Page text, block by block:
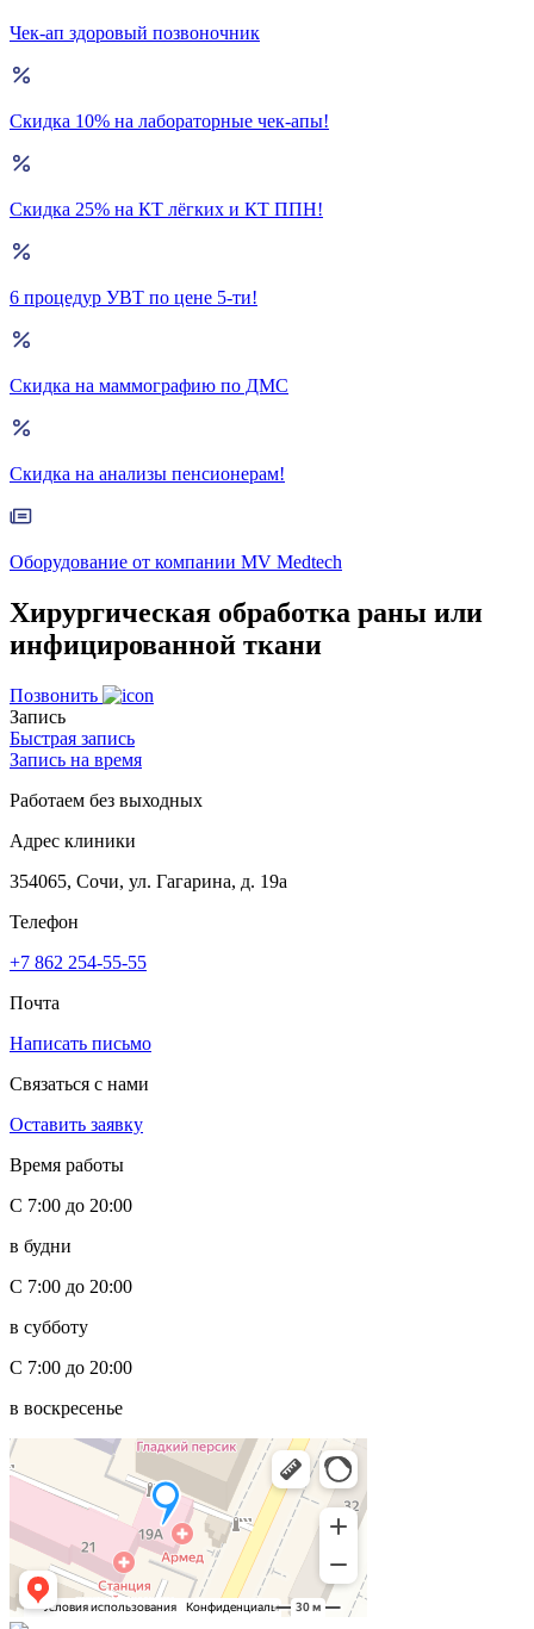
Чек-ап здоровый позвоночник
Скидка 10% на лабораторные чек-апы!
Скидка 25% на КТ лёгких и КТ ППН!
6 процедур УВТ по цене 5-ти!
Скидка на маммографию по ДМС
Скидка на анализы пенсионерам!
Оборудование от компании MV Medtech
Хирургическая обработка раны или
инфицированной ткани
Позвонить
Запись
Быстрая запись
Запись на время
Работаем без выходных
Адрес клиники
354065, Сочи, ул. Гагарина, д. 19а
Телефон
+7 862 254-55-55
Почта
Написать письмо
Связаться с нами
Оставить заявку
Время работы
С 7:00 до 20:00
в будни
С 7:00 до 20:00
в субботу
С 7:00 до 20:00
в воскресенье